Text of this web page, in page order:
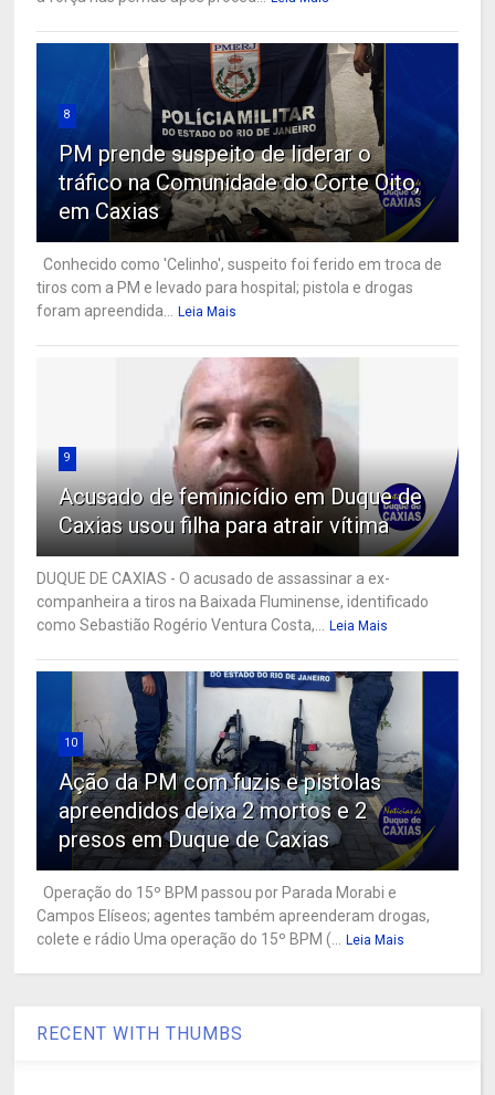
8
PM prende suspeito de liderar o
tráfico na Comunidade do Corte Oito,
em Caxias
Conhecido como 'Celinho', suspeito foi ferido em troca de
tiros com a PM e levado para hospital; pistola e drogas
foram apreendida... Leia Mais
9
Acusado de feminicídio em Duque de
Caxias usou filha para atrair vítima
DUQUE DE CAXIAS - O acusado de assassinar a ex-
companheira a tiros na Baixada Fluminense, identificado
como Sebastião Rogério Ventura Costa,... Leia Mais
10
Ação da PM com fuzis e pistolas
apreendidos deixa 2 mortos e 2
presos em Duque de Caxias
Operação do 15º BPM passou por Parada Morabi e
Campos Elíseos; agentes também apreenderam drogas,
colete e rádio Uma operação do 15º BPM (... Leia Mais
RECENT WITH THUMBS